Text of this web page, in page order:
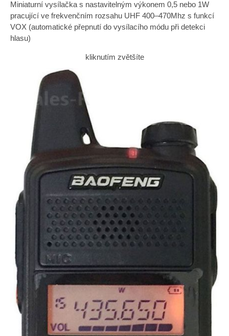
Miniaturní vysílačka s nastavitelným výkonem 0,5 nebo 1W
pracující ve frekvenčním rozsahu UHF 400–470Mhz s funkcí
VOX (automatické přepnutí do vysílacího módu při detekci
hlasu)
kliknutím zvětšíte